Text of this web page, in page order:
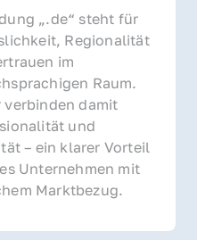
„.de“ steht für
Regionalität
im
Raum.
verbinden damit
und
– ein klarer Vorteil
Unternehmen mit
Marktbezug.